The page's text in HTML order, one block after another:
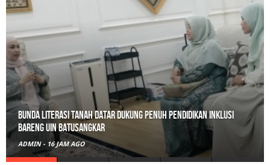
Belajar Hari Ini, Bertumbuh Untuk Esok: Langkah Kecil Tanah
Datar Menuju Masa Depan Digital
ADMIN - 1 HARI AGO